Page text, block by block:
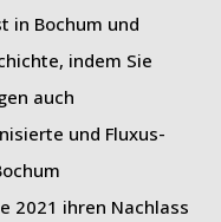
in Bochum und
indem Sie
auch
und Fluxus-
2021 ihren Nachlass